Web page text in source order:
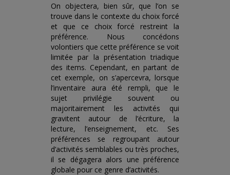
On objectera, bien sûr, que l’on se
trouve dans le contexte du choix forcé
et que ce choix forcé restreint la
préférence. Nous concédons
volontiers que cette préférence se voit
limitée par la présentation triadique
des items. Cependant, en partant de
cet exemple, on s’apercevra, lorsque
l’inventaire aura été rempli, que le
sujet privilégie souvent ou
majoritairement les activités qui
gravitent autour de l’écriture, la
lecture, l’enseignement, etc. Ses
préférences se regroupant autour
d’activités semblables ou très proches,
il se dégagera alors une préférence
globale pour ce genre d’activités.